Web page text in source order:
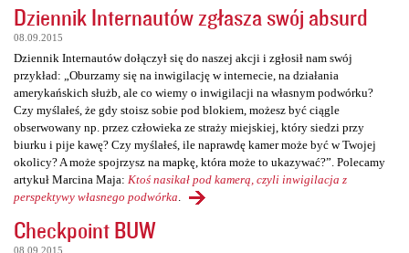
Dziennik Internautów zgłasza swój absurd
08.09.2015
Dziennik Internautów dołączył się do naszej akcji i zgłosił nam swój
przykład: „Oburzamy się na inwigilację w internecie, na działania
amerykańskich służb, ale co wiemy o inwigilacji na własnym podwórku?
Czy myślałeś, że gdy stoisz sobie pod blokiem, możesz być ciągle
obserwowany np. przez człowieka ze straży miejskiej, który siedzi przy
biurku i pije kawę? Czy myślałeś, ile naprawdę kamer może być w Twojej
okolicy? A może spojrzysz na mapkę, która może to ukazywać?”. Polecamy
artykuł Marcina Maja: Ktoś nasikał pod kamerą, czyli inwigilacja z
perspektywy własnego podwórka
Checkpoint BUW
08.09.2015